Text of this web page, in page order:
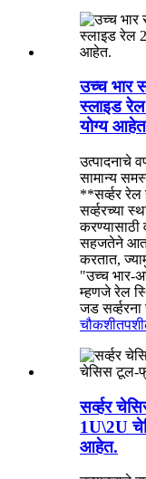
उच्च भार
स्लाइड
योग्य
उत्पादनाचे
सामान्य
**सर्व्हर
सर्व्हरच्या
करण्यासाठी
सहजतेने आत
करतात,
"उच्च भार-
म्हणजे रेल
जड
चौकशी
सर्व्हर
1U\2U
आहेत.